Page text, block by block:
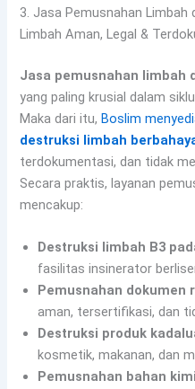
3. Jasa Pemusnahan
Limbah Aman, Legal &
Jasa pemusnahan limbah
yang paling krusial dalam
Maka dari itu,Boslim
destruksi limbah
terdokumentasi, dan tidak
Secara praktis, layanan
mencakup:
Destruksi limbah B3
fasilitas insinerator
Pemusnahan dokumen
aman, tersertifikasi, dan
Destruksi produk
kosmetik, makanan, dan
Pemusnahan bahan